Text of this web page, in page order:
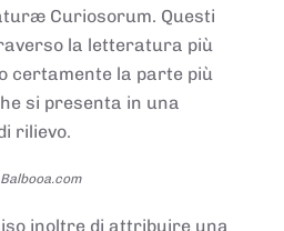
Curiosorum. Questi
la letteratura più
certamente la parte più
si presenta in una
rilievo.
inoltre di attribuire una